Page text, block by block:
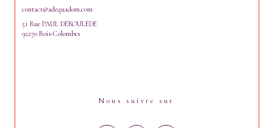
contact@adequadom.com
51 Rue PAUL DEROULEDE
92270 Bois-Colombes
Nous suivre sur